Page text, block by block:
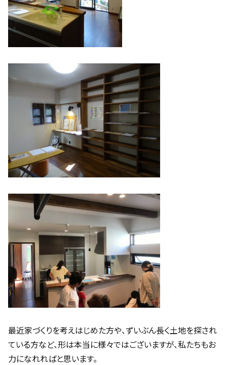
最近家づくりを考えはじめた方や、ずいぶん長く土地を探され
ている方など、形は本当に様々ではございますが、私たちもお
力になれればと思います。